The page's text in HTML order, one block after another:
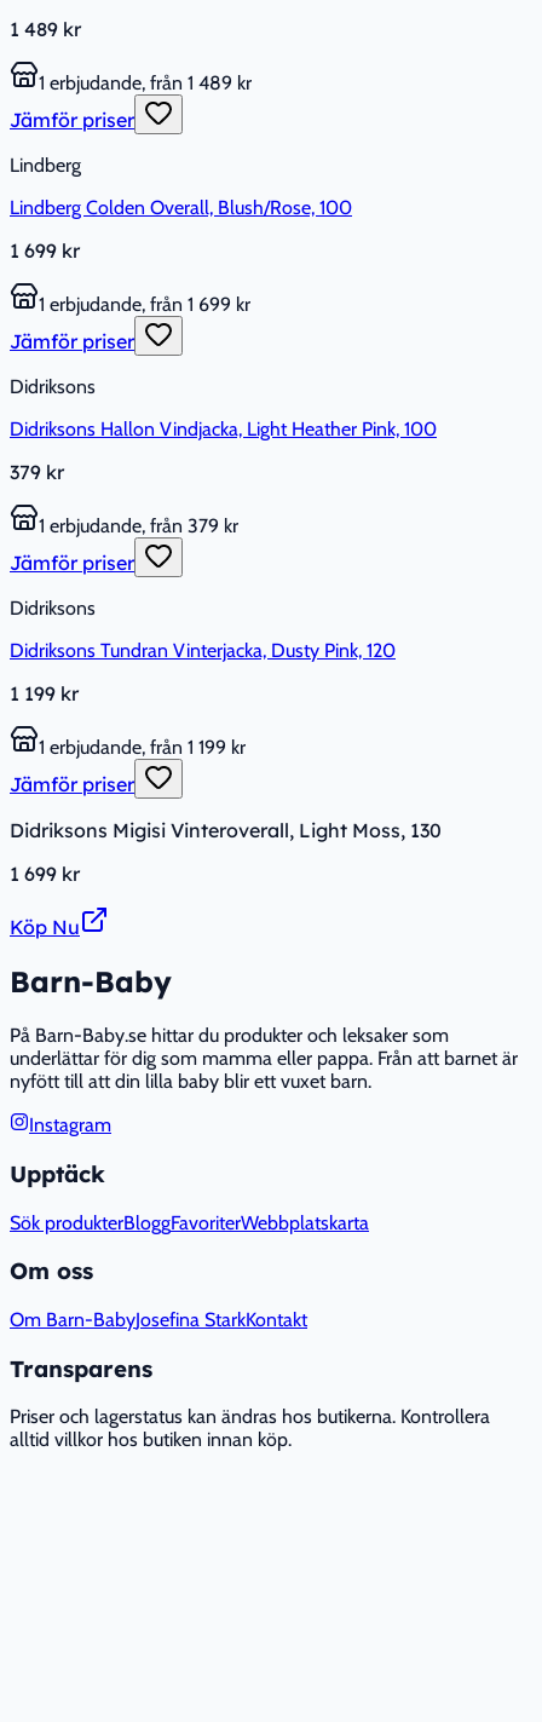
1 489 kr
1 erbjudande, från 1 489 kr
Jämför priser
Lindberg
Lindberg Colden Overall, Blush/Rose, 100
1 699 kr
1 erbjudande, från 1 699 kr
Jämför priser
Didriksons
Didriksons Hallon Vindjacka, Light Heather Pink, 100
379 kr
1 erbjudande, från 379 kr
Jämför priser
Didriksons
Didriksons Tundran Vinterjacka, Dusty Pink, 120
1 199 kr
1 erbjudande, från 1 199 kr
Jämför priser
Didriksons Migisi Vinteroverall, Light Moss, 130
1 699 kr
Köp Nu
Barn-Baby
På Barn-Baby.se hittar du produkter och leksaker som
underlättar för dig som mamma eller pappa. Från att barnet är
nyfött till att din lilla baby blir ett vuxet barn.
Instagram
Upptäck
Sök produkterBloggFavoriterWebbplatskarta
Om oss
Om Barn-BabyJosefina StarkKontakt
Transparens
Priser och lagerstatus kan ändras hos butikerna. Kontrollera
alltid villkor hos butiken innan köp.